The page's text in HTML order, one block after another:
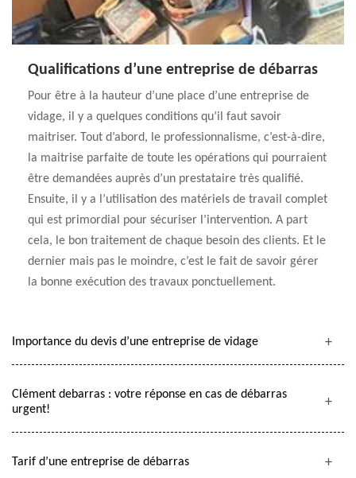
Qualifications d’une entreprise de débarras
Pour être à la hauteur d’une place d’une entreprise de
vidage, il y a quelques conditions qu’il faut savoir
maitriser. Tout d’abord, le professionnalisme, c’est-à-dire,
la maitrise parfaite de toute les opérations qui pourraient
être demandées auprès d’un prestataire très qualifié.
Ensuite, il y a l’utilisation des matériels de travail complet
qui est primordial pour sécuriser l’intervention. A part
cela, le bon traitement de chaque besoin des clients. Et le
dernier mais pas le moindre, c’est le fait de savoir gérer
la bonne exécution des travaux ponctuellement.
Importance du devis d’une entreprise de vidage
Clément debarras : votre réponse en cas de débarras
urgent!
Tarif d’une entreprise de débarras